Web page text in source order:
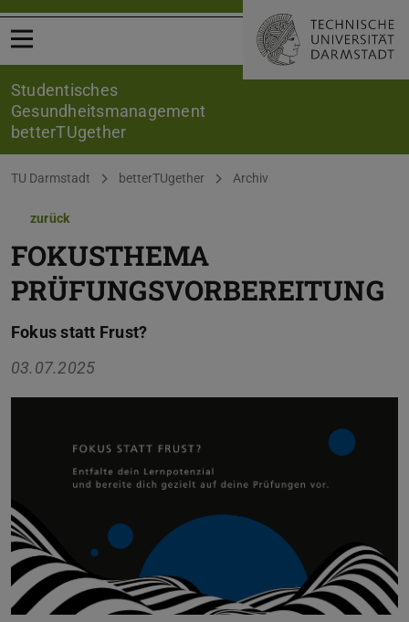
Menü öffnen
Studentisches
Gesundheitsmanagement
betterTUgether
Sie befinden sich hier:
TU Darmstadt betterTUgether Archiv
zurück
FOKUSTHEMA
PRÜFUNGSVORBEREITUNG
Fokus statt Frust?
03.07.2025